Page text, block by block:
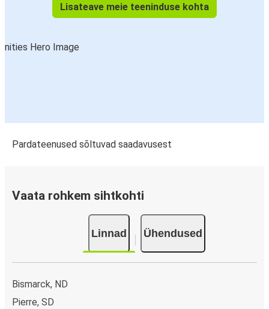
Lisateave meie teeninduse kohta
Pardateenused sõltuvad saadavusest
Vaata rohkem sihtkohti
Linnad Ühendused
Bismarck, ND
Pierre, SD